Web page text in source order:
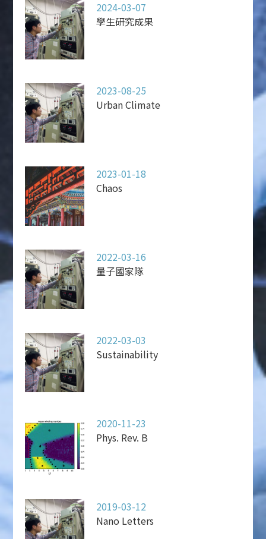
2024-03-07
學生研究成果
2023-08-25
Urban Climate
2023-01-18
Chaos
2022-03-16
量子國家隊
2022-03-03
Sustainability
2020-11-23
Phys. Rev. B
2019-03-12
Nano Letters